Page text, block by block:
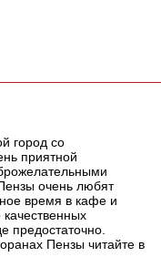
город со
приятной
очень любят
время в кафе и
качественных
предостаточно.
Пензы читайте в